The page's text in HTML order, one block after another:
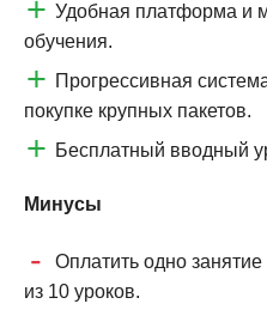
Удобная платформа и
обучения.
Прогрессивная
покупке крупных пакетов.
Бесплатный вводный
Минусы
Оплатить одно
из 10 уроков.